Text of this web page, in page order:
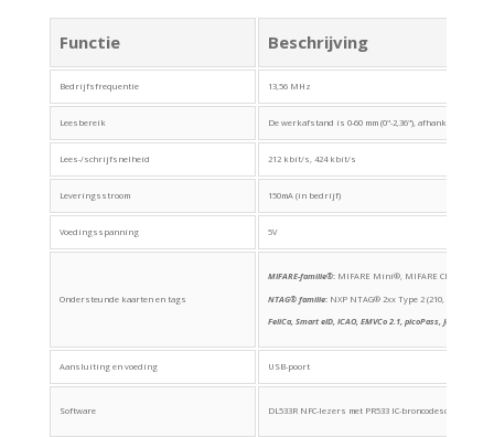
Functie Beschrijving
Bedrijfsfrequentie 13,56 MHz
Leesbereik De werkafstand is 0-60 mm (0"-2,36"), afhankelijk van
Lees-/schrijfsnelheid 212 kbit/s, 424 kbit/s
Leveringsstroom 150mA (in bedrijf)
Voedingsspanning 5V
Ondersteunde kaarten en tags
MIFARE-familie®: MIFARE Mini®, MIFARE Classic®
NTAG® familie: NXP NTAG® 2xx Type 2 (210, 213, 215,
FeliCa, Smart eID, ICAO, EMVCo 2.1, picoPass, Jewel/Topaz,
Aansluiting en voeding USB-poort
Software DL533R NFC-lezers met PR533 IC-broncodesoftware